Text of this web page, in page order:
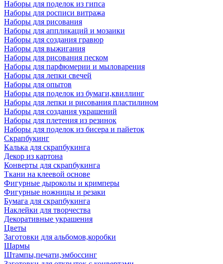
Наборы для поделок из гипса
Наборы для росписи витража
Наборы для рисования
Наборы для аппликаций и мозаики
Наборы для создания гравюр
Наборы для выжигания
Наборы для рисования песком
Наборы для парфюмерии и мыловарения
Наборы для лепки свечей
Наборы для опытов
Наборы для поделок из бумаги,квиллинг
Наборы для лепки и рисования пластилином
Наборы для создания украшений
Наборы для плетения из резинок
Наборы для поделок из бисера и пайеток
Скрапбукинг
Калька для скрапбукинга
Декор из картона
Конверты для скрапбукинга
Ткани на клеевой основе
Фигурные дыроколы и кримперы
Фигурные ножницы и резаки
Бумага для скрапбукинга
Наклейки для творчества
Декоративные украшения
Цветы
Заготовки для альбомов,коробки
Шармы
Штампы,печати,эмбоссинг